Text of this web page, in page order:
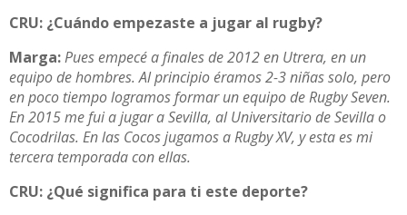
CRU: ¿Cuándo empezaste a jugar al rugby?
Marga:Pues empecé a finales de 2012 en Utrera, en un
equipo de hombres. Al principio éramos 2-3 niñas solo, pero
en poco tiempo logramos formar un equipo de Rugby Seven.
En 2015 me fui a jugar a Sevilla, al Universitario de Sevilla o
Cocodrilas. En las Cocos jugamos a Rugby XV, y esta es mi
tercera temporada con ellas.
CRU: ¿Qué significa para ti este deporte?